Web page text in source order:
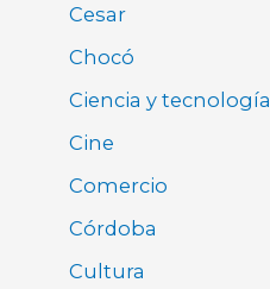
Cesar
Chocó
Ciencia y tecnología
Cine
Comercio
Córdoba
Cultura